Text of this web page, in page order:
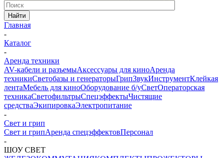
Найти
Главная
-
Каталог
-
Аренда техники
AV-кабели и разъемыАксессуары для киноАренда
техникиСветобазы и генераторыГрипЗвукИнструментКлейкая
лентаМебель для киноОборудование б/уСветОператорская
техникаСветофильтрыСпецэффектыЧистящие
средстваЭкипировкаЭлектропитание
-
Свет и грип
Свет и грипАренда спецэффектовПерсонал
-
ШОУ СВЕТ